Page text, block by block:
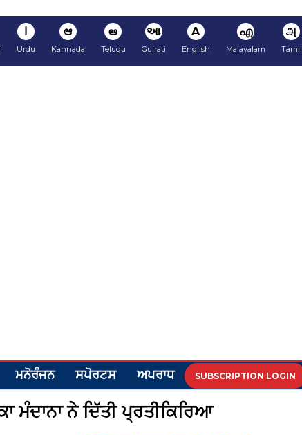
ا
Urdu
ಆ
Kannada
ఆ
Telugu
આ
Gujrati
A
English
എ
Malayalam
அ
Tamil
ਮਨੋਰੰਜਨ ਸਪੋਰਟਸ ਅਪਰਾਧ SUBSCRIPTION LOGIN
ਮੰਦਾਨਾ ਨੇ ਦਿੱਤੀ ਪ੍ਰਤੀਕਿਰਿਆ